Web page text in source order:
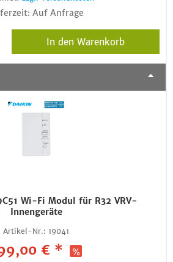
Auf Anfrage
In den Warenkorb
Wi-Fi Modul für R32 VRV-
Innengeräte
Artikel-Nr.: 19041
€ *